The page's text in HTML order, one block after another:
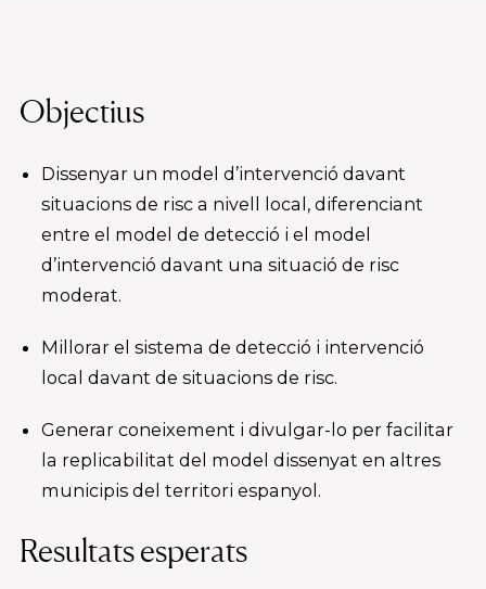
Objectius
Dissenyar un model d’intervenció davant
situacions de risc a nivell local, diferenciant
entre el model de detecció i el model
d’intervenció davant una situació de risc
moderat.
Millorar el sistema de detecció i intervenció
local davant de situacions de risc.
Generar coneixement i divulgar-lo per facilitar
la replicabilitat del model dissenyat en altres
municipis del territori espanyol.
Resultats esperats